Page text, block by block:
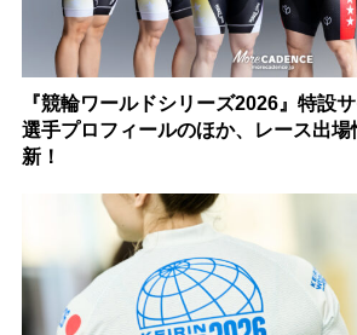
『競輪ワールドシリーズ2026』特設
選手プロフィールのほか、レース出
新！